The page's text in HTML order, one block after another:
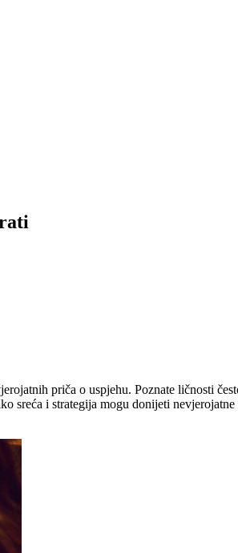
priča o uspjehu. Poznate ličnosti
sreća i strategija mogu donijeti